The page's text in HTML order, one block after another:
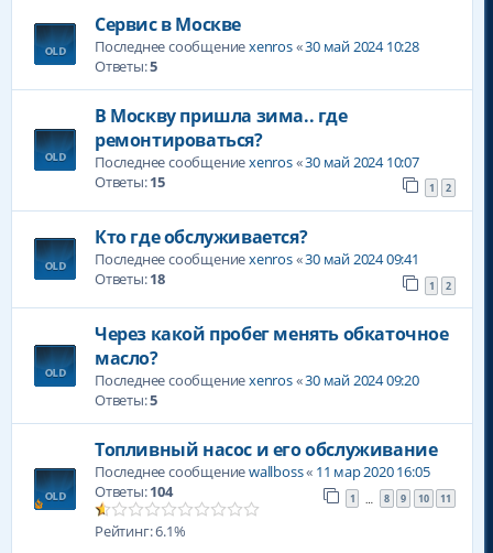
Сервис в Москве
Последнее сообщениеxenros«30 май 2024 10:28
Ответы:5
В Москву пришла зима.. где
ремонтироваться?
Последнее сообщениеxenros«30 май 2024 10:07
Ответы:15 1 2
Кто где обслуживается?
Последнее сообщениеxenros«30 май 2024 09:41
Ответы:18 1 2
Через какой пробег менять обкаточное
масло?
Последнее сообщениеxenros«30 май 2024 09:20
Ответы:5
Топливный насос и его обслуживание
Последнее сообщениеwallboss« 11 мар 2020 16:05
Ответы:104 1 … 8 9 10 11
Рейтинг: 6.1%